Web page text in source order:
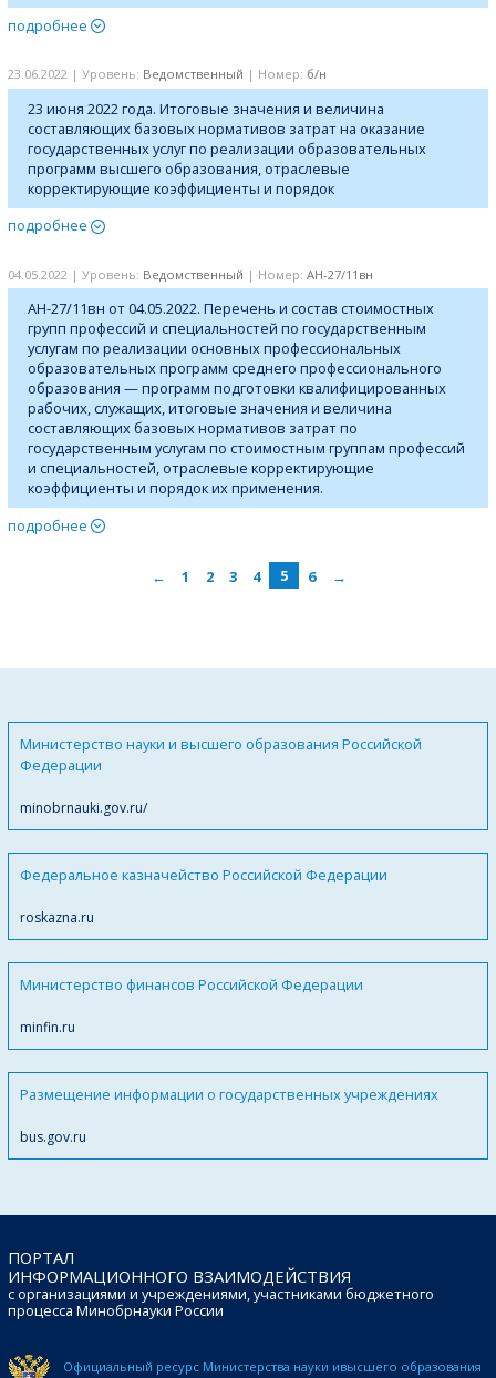
подробнее
23.06.2022 | Уровень: Ведомственный | Номер: б/н
23 июня 2022 года. Итоговые значения и величина
составляющих базовых нормативов затрат на оказание
государственных услуг по реализации образовательных
программ высшего образования, отраслевые
корректирующие коэффициенты и порядок
подробнее
04.05.2022 | Уровень: Ведомственный | Номер: АН-27/11вн
АН-27/11вн от 04.05.2022. Перечень и состав стоимостных
групп профессий и специальностей по государственным
услугам по реализации основных профессиональных
образовательных программ среднего профессионального
образования — программ подготовки квалифицированных
рабочих, служащих, итоговые значения и величина
составляющих базовых нормативов затрат по
государственным услугам по стоимостным группам профессий
и специальностей, отраслевые корректирующие
коэффициенты и порядок их применения.
подробнее
← 1 2 3 4 5 6 →
Министерство науки и высшего образования Российской
Федерации
minobrnauki.gov.ru/
Федеральное казначейство Российской Федерации
roskazna.ru
Министерство финансов Российской Федерации
minfin.ru
Размещение информации о государственных учреждениях
bus.gov.ru
ПОРТАЛ
ИНФОРМАЦИОННОГО ВЗАИМОДЕЙСТВИЯ
с организациями и учреждениями, участниками бюджетного
процесса Минобрнауки России
Официальный ресурс Министерства науки ивысшего образования